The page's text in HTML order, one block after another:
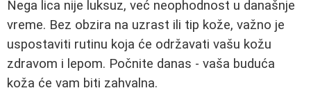
Nega lica nije luksuz, već neophodnost u današnje
vreme. Bez obzira na uzrast ili tip kože, važno je
uspostaviti rutinu koja će održavati vašu kožu
zdravom i lepom. Počnite danas - vaša buduća
koža će vam biti zahvalna.